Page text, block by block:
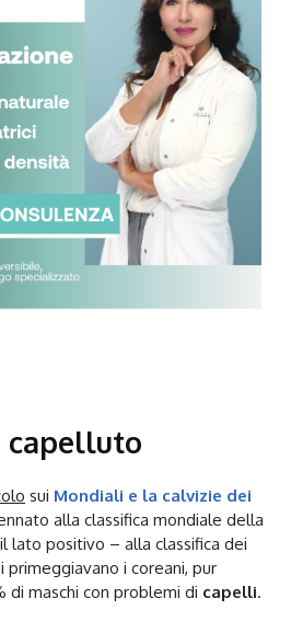
capelluto
sui Mondiali e la calvizie dei
alla classifica mondiale della
lato positivo – alla classifica dei
i coreani, pur
di maschi con problemi di capelli.